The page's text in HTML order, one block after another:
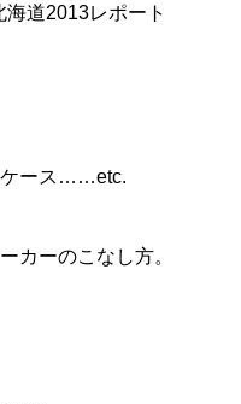
道2013レポート
ケース……etc.
カーのこなし方。